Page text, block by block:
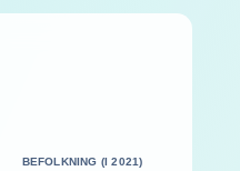
BEFOLKNING (I 2021)